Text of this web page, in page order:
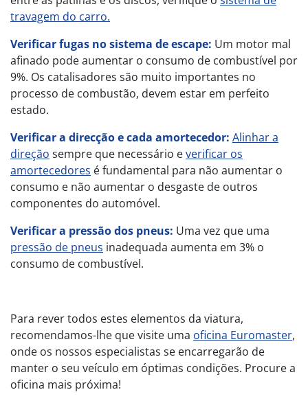
travagem do carro.
Verificar fugas no sistema de escape: Um motor mal
afinado pode aumentar o consumo de combustível por
9%. Os catalisadores são muito importantes no
processo de combustão, devem estar em perfeito
estado.
Verificar a direcção e cada amortecedor: Alinhar a
direção sempre que necessário everificar os
amortecedores é fundamental para não aumentar o
consumo e não aumentar o desgaste de outros
componentes do automóvel.
Verificar a pressão dos pneus: Uma vez que uma
pressão de pneus inadequada aumenta em 3% o
consumo de combustível.
Para rever todos estes elementos da viatura,
recomendamos-lhe que visite uma oficina Euromaster,
onde os nossos especialistas se encarregarão de
manter o seu veículo em óptimas condições. Procure a
oficina mais próxima!